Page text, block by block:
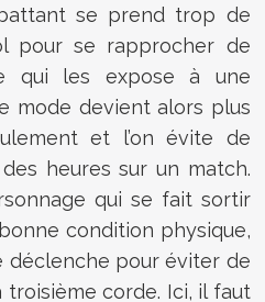
se prend trop de
pour se rapprocher de
qui les expose à une
mode devient alors plus
et l’on évite de
heures sur un match.
qui se fait sortir
condition physique,
déclenche pour éviter de
troisième corde. Ici, il faut